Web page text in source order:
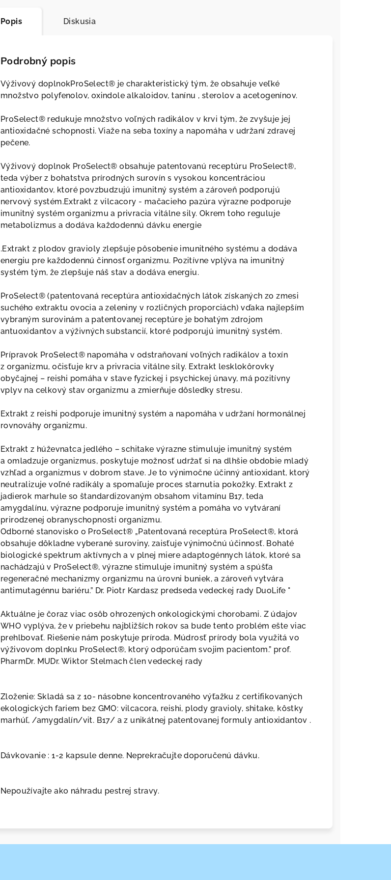
Popis Diskusia
Podrobný popis
Výživový doplnokProSelect® je charakteristický tým, že obsahuje veľké
množstvo polyfenolov, oxindole alkaloidov, tanínu , sterolov a acetogenínov.
ProSelect® redukuje množstvo voľných radikálov v krvi tým, že zvyšuje jej
antioxidačné schopnosti. Viaže na seba toxíny a napomáha v udržaní zdravej
pečene.
Výživový doplnok ProSelect® obsahuje patentovanú receptúru ProSelect®,
teda výber z bohatstva prírodných surovín s vysokou koncentráciou
antioxidantov, ktoré povzbudzujú imunitný systém a zároveň podporujú
nervový systém.Extrakt z vilcacory - mačacieho pazúra výrazne podporuje
imunitný systém organizmu a privracia vitálne sily. Okrem toho reguluje
metabolizmus a dodáva každodennú dávku energie
.Extrakt z plodov gravioly zlepšuje pôsobenie imunitného systému a dodáva
energiu pre každodennú činnosť organizmu. Pozitívne vplýva na imunitný
systém tým, že zlepšuje náš stav a dodáva energiu.
ProSelect® (patentovaná receptúra antioxidačných látok získaných zo zmesi
suchého extraktu ovocia a zeleniny v rozličných proporciách) vďaka najlepším
vybraným surovinám a patentovanej receptúre je bohatým zdrojom
antuoxidantov a výživných substancií, ktoré podporujú imunitný systém.
Prípravok ProSelect® napomáha v odstraňovaní voľných radikálov a toxín
z organizmu, očisťuje krv a privracia vitálne sily. Extrakt lesklokôrovky
obyčajnej – reishi pomáha v stave fyzickej i psychickej únavy, má pozitívny
vplyv na celkový stav organizmu a zmierňuje dôsledky stresu.
Extrakt z reishi podporuje imunitný systém a napomáha v udržaní hormonálnej
rovnováhy organizmu.
Extrakt z húževnatca jedlého – schitake výrazne stimuluje imunitný systém
a omladzuje organizmus, poskytuje možnosť udržať si na dlhšie obdobie mladý
vzhľad a organizmus v dobrom stave. Je to výnimočne účinný antioxidant, ktorý
neutralizuje voľné radikály a spomaľuje proces starnutia pokožky. Extrakt z
jadierok marhule so štandardizovaným obsahom vitamínu B17, teda
amygdalínu, výrazne podporuje imunitný systém a pomáha vo vytváraní
prirodzenej obranyschopnosti organizmu.
Odborné stanovisko o ProSelect® „Patentovaná receptúra ProSelect®, ktorá
obsahuje dôkladne vyberané suroviny, zaisťuje výnimočnú účinnosť. Bohaté
biologické spektrum aktívnych a v plnej miere adaptogénnych látok, ktoré sa
nachádzajú v ProSelect®, výrazne stimuluje imunitný systém a spúšťa
regeneračné mechanizmy organizmu na úrovni buniek, a zároveň vytvára
antimutagénnu bariéru.” Dr. Piotr Kardasz predseda vedeckej rady DuoLife "
Aktuálne je čoraz viac osôb ohrozených onkologickými chorobami. Z údajov
WHO vyplýva, že v priebehu najbližších rokov sa bude tento problém ešte viac
prehlbovať. Riešenie nám poskytuje príroda. Múdrosť prírody bola využitá vo
výživovom doplnku ProSelect®, ktorý odporúčam svojim pacientom.” prof.
PharmDr. MUDr. Wiktor Stelmach člen vedeckej rady
Zloženie: Skladá sa z 10- násobne koncentrovaného výťažku z certifikovaných
ekologických fariem bez GMO: vilcacora, reishi, plody gravioly, shitake, kôstky
marhúľ, /amygdalín/vit. B17/ a z unikátnej patentovanej formuly antioxidantov .
Dávkovanie : 1-2 kapsule denne. Neprekračujte doporučenú dávku.
Nepoužívajte ako náhradu pestrej stravy.